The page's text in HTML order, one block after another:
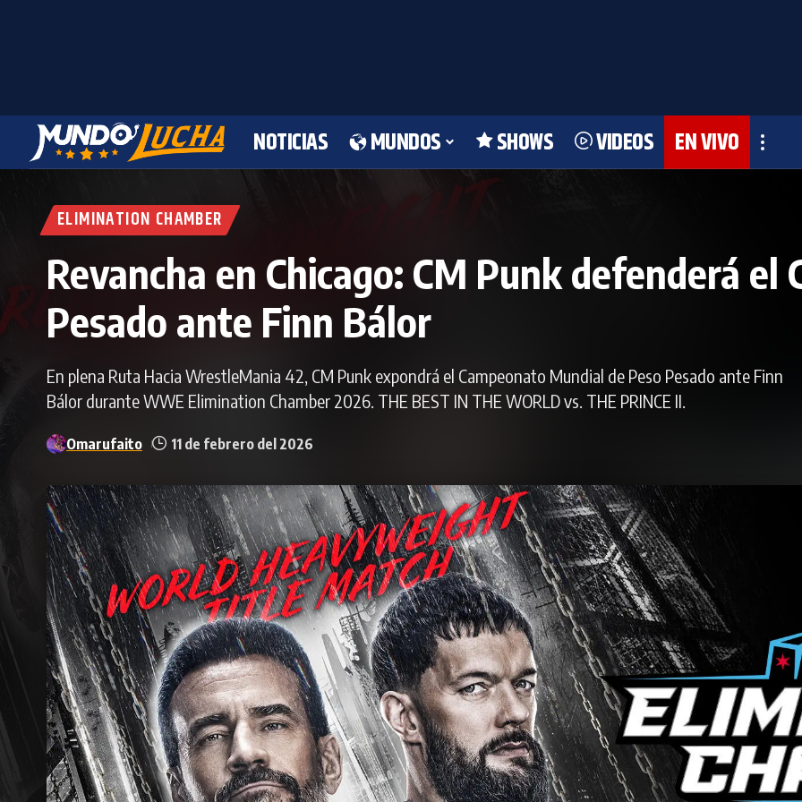
NOTICIAS MUNDOS SHOWS VIDEOS EN VIVO
ELIMINATION CHAMBER
Revancha en Chicago: CM Punk defenderá
Pesado ante Finn Bálor
En plena Ruta Hacia WrestleMania 42, CM Punk expondrá el Campeonato Mundial de Peso Pesado ante Finn
Bálor durante WWE Elimination Chamber 2026. THE BEST IN THE WORLD vs. THE PRINCE II.
Omarufaito 11 de febrero del 2026